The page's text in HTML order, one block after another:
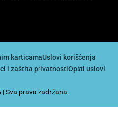
karticamaUslovi korišćenja
i zaštita privatnostiOpšti uslovi
| Sva prava zadržana.